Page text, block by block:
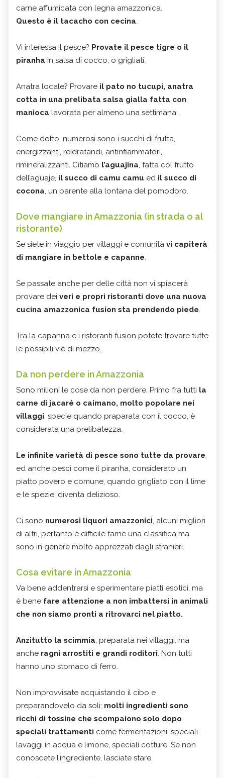
carne affumicata con legna amazzonica.
Questo è il tacacho con cecina.
Vi interessa il pesce? Provate il pesce tigre o il
piranha in salsa di cocco, o grigliati.
Anatra locale? Provare il pato no tucupi, anatra
cotta in una prelibata salsa gialla fatta con
manioca lavorata per almeno una settimana.
Come detto, numerosi sono i succhi di frutta,
energizzanti, reidratandi, antinfiammatori,
rimineralizzanti. Citiamo l’aguajina, fatta col frutto
dell’aguaje, il succo di camu camu ed il succo di
cocona, un parente alla lontana del pomodoro.
Dove mangiare in Amazzonia (in strada o al
ristorante)
Se siete in viaggio per villaggi e comunità vi capiterà
di mangiare in bettole e capanne.
Se passate anche per delle città non vi spiacerà
provare dei veri e propri ristoranti dove una nuova
cucina amazzonica fusion sta prendendo piede.
Tra la capanna e i ristoranti fusion potete trovare tutte
le possibili vie di mezzo.
Da non perdere in Amazzonia
Sono milioni le cose da non perdere. Primo fra tutti la
carne di jacaré o caimano, molto popolare nei
villaggi, specie quando praparata con il cocco, è
considerata una prelibatezza.
Le infinite varietà di pesce sono tutte da provare,
ed anche pesci come il piranha, considerato un
piatto povero e comune, quando grigliato con il lime
e le spezie, diventa delizioso.
Ci sono numerosi liquori amazzonici, alcuni migliori
di altri, pertanto è difficile farne una classifica ma
sono in genere molto apprezzati dagli stranieri.
Cosa evitare in Amazzonia
Va bene addentrarsi e sperimentare piatti esotici, ma
è bene fare attenzione a non imbattersi in animali
che non siamo pronti a ritrovarci nel piatto.
Anzitutto la scimmia, preparata nei villaggi, ma
anche ragni arrostiti e grandi roditori. Non tutti
hanno uno stomaco di ferro.
Non improvvisate acquistando il cibo e
preparandovelo da soli: molti ingredienti sono
ricchi di tossine che scompaiono solo dopo
speciali trattamenti come fermentazioni, speciali
lavaggi in acqua e limone, speciali cotture. Se non
conoscete l’ingrediente, lasciate stare.